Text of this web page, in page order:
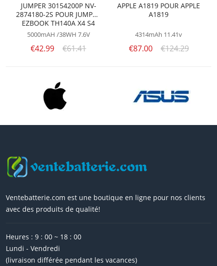
JUMPER 30154200P NV-
2874180-2S POUR JUMPER
EZBOOK TH140A X4 S4
BBEN AK14 NC14 MT133
5000mAH /38WH 7.6V
€42.99 €61.41
APPLE A1819 POUR APPLE
A1819
4314mAh 11.41v
€87.00 €124.29
Ventebatterie.com est une boutique en ligne pour nos clients
avec des produits de qualité!
Heures : 9 : 00 ~ 18 : 00
Lundi - Vendredi
(livraison différée pendant les vacances)